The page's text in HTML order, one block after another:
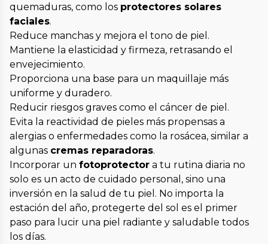
quemaduras, como los protectores solares
faciales.
Reduce manchas y mejora el tono de piel.
Mantiene la elasticidad y firmeza, retrasando el
envejecimiento.
Proporciona una base para un maquillaje más
uniforme y duradero.
Reducir riesgos graves como el cáncer de piel.
Evita la reactividad de pieles más propensas a
alergias o enfermedades como la rosácea, similar a
algunas cremas reparadoras.
Incorporar un fotoprotector a tu rutina diaria no
solo es un acto de cuidado personal, sino una
inversión en la salud de tu piel. No importa la
estación del año, protegerte del sol es el primer
paso para lucir una piel radiante y saludable todos
los días.